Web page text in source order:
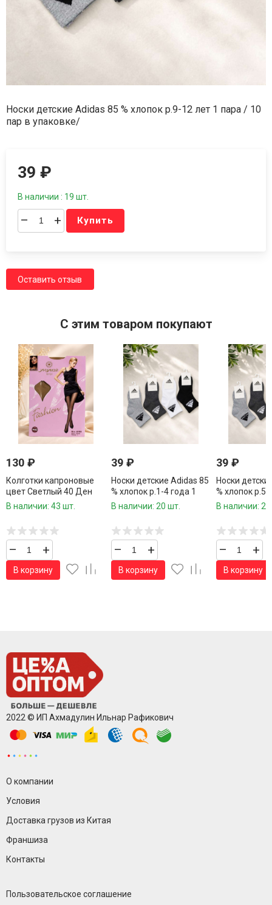
Носки детские Adidas 85 % хлопок р.9-12 лет 1 пара / 10
пар в упаковке/
39₽
В наличии : 19 шт.
– + Купить
Оставить отзыв
C этим товаром покупают
130 ₽
Колготки капроновые
цвет Светлый 40 Ден
р.2,3,4,5
В наличии: 43 шт.
– +
В корзину
39 ₽
Носки детские Adidas 85
% хлопок р.1-4 года 1
пара / 10 пар в
В наличии: 20 шт.
– +
В корзину
39 ₽
Носки
% хлопок р.5-
пара / 10 пар
В наличии:
– +
В корзину
2022 © ИП Ахмадулин Ильнар Рафикович
О компании
Условия
Доставка грузов из Китая
Франшиза
Контакты
Пользовательское соглашение